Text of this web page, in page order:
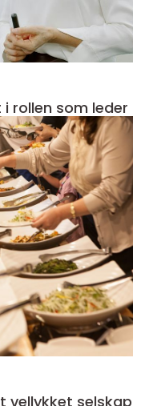
rollen som leder